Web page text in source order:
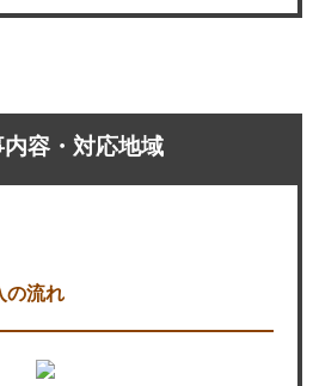
容・対応地域
の流れ